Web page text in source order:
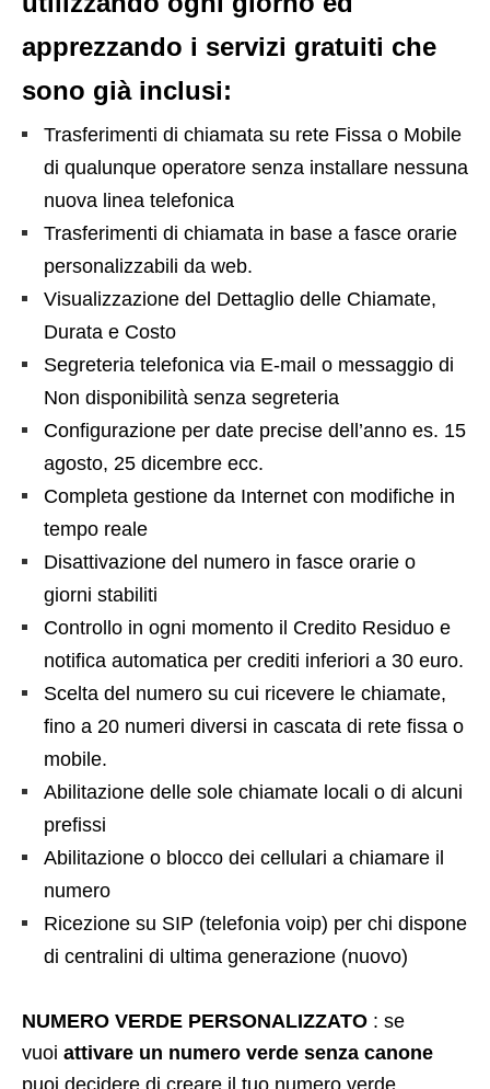
apprezzando i servizi gratuiti che
sono già inclusi:
Trasferimenti di chiamata su rete Fissa o Mobile
di qualunque operatore senza installare nessuna
nuova linea telefonica
Trasferimenti di chiamata in base a fasce orarie
personalizzabili da web.
Visualizzazione del Dettaglio delle Chiamate,
Durata e Costo
Segreteria telefonica via E-mail o messaggio di
Non disponibilità senza segreteria
Configurazione per date precise dell’anno es. 15
agosto, 25 dicembre ecc.
Completa gestione da Internet con modifiche in
tempo reale
Disattivazione del numero in fasce orarie o
giorni stabiliti
Controllo in ogni momento il Credito Residuo e
notifica automatica per crediti inferiori a 30 euro.
Scelta del numero su cui ricevere le chiamate,
fino a 20 numeri diversi in cascata di rete fissa o
mobile.
Abilitazione delle sole chiamate locali o di alcuni
prefissi
Abilitazione o blocco dei cellulari a chiamare il
numero
Ricezione su SIP (telefonia voip) per chi dispone
di centralini di ultima generazione (nuovo)
NUMERO VERDE PERSONALIZZATO : se
vuoi attivare un numero verde senza canone
puoi decidere di creare il tuo numero verde